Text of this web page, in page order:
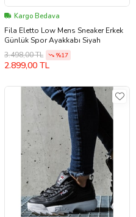
Kargo Bedava
Fila Eletto Low Mens Sneaker Erkek
Günlük Spor Ayakkabı Siyah
3.498,00 TL
%17
2.899,00 TL